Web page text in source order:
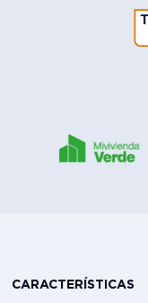
CARACTERÍSTICAS